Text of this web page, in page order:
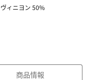
ィニヨン 50%
商品情報